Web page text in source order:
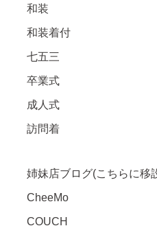
和装
和装着付
七五三
卒業式
成人式
訪問着
姉妹店ブログ(こちらに移
CheeMo
COUCH